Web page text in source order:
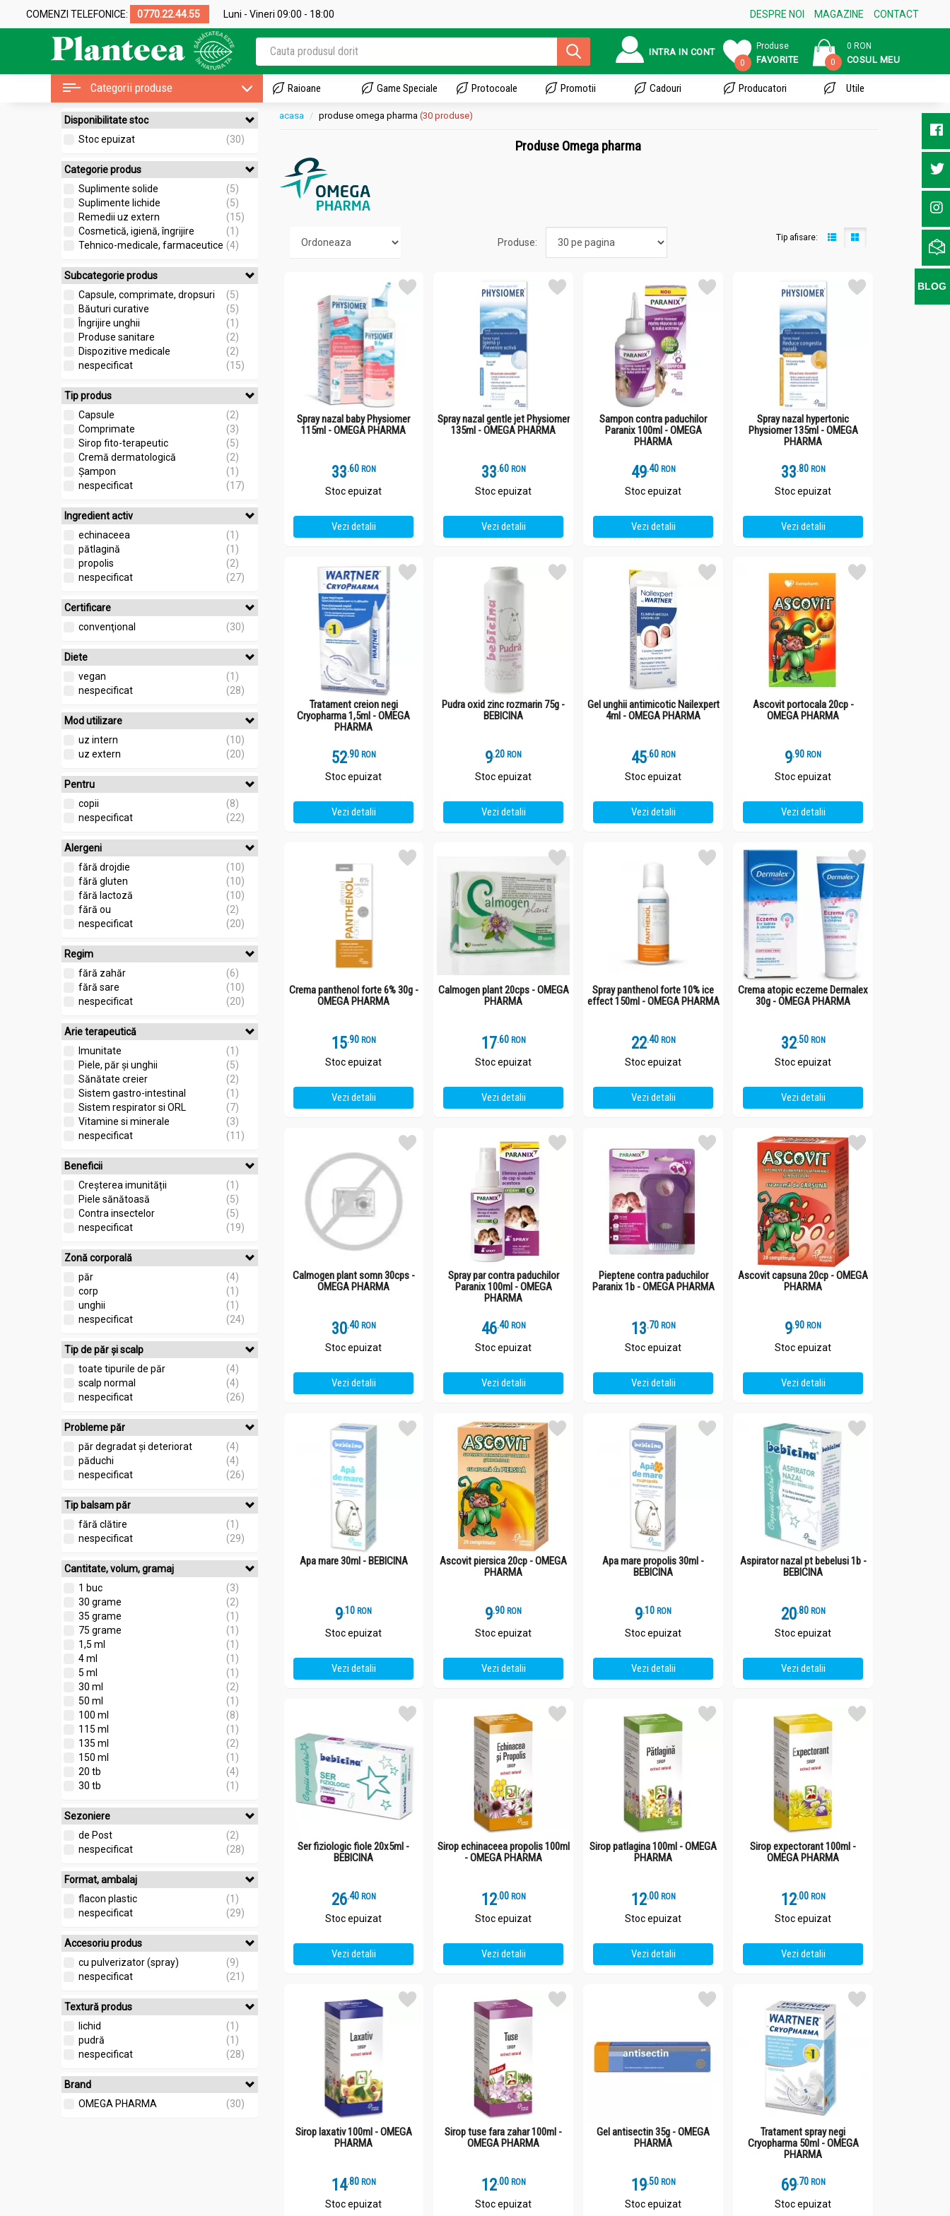
COMENZI TELEFONICE: 0770.22.44.55 Luni - Vineri 09:00 - 18:00 DESPRE NOI MAGAZINE CONTACT
INTRA IN CONT
0
Produse
FAVORITE 0
0 RON
COSUL MEU
Categorii produse Raioane Game Speciale Protocoale Promotii Cadouri Producatori Utile
Disponibilitate stoc
Stoc epuizat
(30)
Categorie produs
Suplimente solide
(5)
Suplimente lichide
(5)
Remedii uz extern
(15)
Cosmetică, igienă, îngrijire
(1)
Tehnico-medicale, farmaceutice (4)
Subcategorie produs
Capsule, comprimate, dropsuri
(5)
Băuturi curative
(5)
Îngrijire unghii
(1)
Produse sanitare
(2)
Dispozitive medicale
(2)
nespecificat
(15)
Tip produs
Capsule
(2)
Comprimate
(3)
Sirop fito-terapeutic
(5)
Cremă dermatologică
(2)
Șampon
(1)
nespecificat
(17)
Ingredient activ
echinaceea
(1)
pătlagină
(1)
propolis
(2)
nespecificat
(27)
Certificare
convenţional
(30)
Diete
vegan
(1)
nespecificat
(28)
Mod utilizare
uz intern
(10)
uz extern
(20)
Pentru
copii
(8)
nespecificat
(22)
Alergeni
fără drojdie
(10)
fără gluten
(10)
fără lactoză
(10)
fără ou
(2)
nespecificat
(20)
Regim
fără zahăr
(6)
fără sare
(10)
nespecificat
(20)
Arie terapeutică
Imunitate
(1)
Piele, păr și unghii
(5)
Sănătate creier
(2)
Sistem gastro-intestinal
(1)
Sistem respirator si ORL
(7)
Vitamine si minerale
(3)
nespecificat
(11)
Beneficii
Creșterea imunității
(1)
Piele sănătoasă
(5)
Contra insectelor
(5)
nespecificat
(19)
Zonă corporală
păr
(4)
corp
(1)
unghii
(1)
nespecificat
(24)
Tip de păr și scalp
toate tipurile de păr
(4)
scalp normal
(4)
nespecificat
(26)
Probleme păr
păr degradat și deteriorat
(4)
păduchi
(4)
nespecificat
(26)
Tip balsam păr
fără clătire
(1)
nespecificat
(29)
Cantitate, volum, gramaj
1 buc
(3)
30 grame
(2)
35 grame
(1)
75 grame
(1)
1,5 ml
(1)
4 ml
(1)
5 ml
(1)
30 ml
(2)
50 ml
(1)
100 ml
(8)
115 ml
(1)
135 ml
(2)
150 ml
(1)
20 tb
(4)
30 tb
(1)
Sezoniere
de Post
(2)
nespecificat
(28)
Format, ambalaj
flacon plastic
(1)
nespecificat
(29)
Accesoriu produs
cu pulverizator (spray)
(9)
nespecificat
(21)
Textură produs
lichid
(1)
pudră
(1)
nespecificat
(28)
Brand
OMEGA PHARMA
(30)
acasa produse omega pharma (30 produse)
Produse Omega pharma
Produse: Tip afisare:
Spray nazal baby Physiomer
115ml - OMEGA PHARMA
33.6 RON
Stoc epuizat
Vezi detalii
Spray nazal gentle jet Physiomer
135ml - OMEGA PHARMA
33.6 RON
Stoc epuizat
Vezi detalii
Sampon contra paduchilor
Paranix 100ml - OMEGA
PHARMA
49.4 RON
Stoc epuizat
Vezi detalii
Spray nazal hypertonic
Physiomer 135ml - OMEGA
PHARMA
33.8 RON
Stoc epuizat
Vezi detalii
Tratament creion negi
Cryopharma 1,5ml - OMEGA
PHARMA
52.9 RON
Stoc epuizat
Vezi detalii
Pudra oxid zinc rozmarin 75g -
BEBICINA
9.2 RON
Stoc epuizat
Vezi detalii
Gel unghii antimicotic Nailexpert
4ml - OMEGA PHARMA
45.6 RON
Stoc epuizat
Vezi detalii
Ascovit portocala 20cp -
OMEGA PHARMA
9.9 RON
Stoc epuizat
Vezi detalii
Crema panthenol forte 6% 30g -
OMEGA PHARMA
15.9 RON
Stoc epuizat
Vezi detalii
Calmogen plant 20cps - OMEGA
PHARMA
17.6 RON
Stoc epuizat
Vezi detalii
Spray panthenol forte 10% ice
effect 150ml - OMEGA PHARMA
22.4 RON
Stoc epuizat
Vezi detalii
Crema atopic eczeme Dermalex
30g - OMEGA PHARMA
32.5 RON
Stoc epuizat
Vezi detalii
Calmogen plant somn 30cps -
OMEGA PHARMA
30.4 RON
Stoc epuizat
Vezi detalii
Spray par contra paduchilor
Paranix 100ml - OMEGA
PHARMA
46.4 RON
Stoc epuizat
Vezi detalii
Pieptene contra paduchilor
Paranix 1b - OMEGA PHARMA
13.7 RON
Stoc epuizat
Vezi detalii
Ascovit capsuna 20cp - OMEGA
PHARMA
9.9 RON
Stoc epuizat
Vezi detalii
Apa mare 30ml - BEBICINA
9.1 RON
Stoc epuizat
Vezi detalii
Ascovit piersica 20cp - OMEGA
PHARMA
9.9 RON
Stoc epuizat
Vezi detalii
Apa mare propolis 30ml -
BEBICINA
9.1 RON
Stoc epuizat
Vezi detalii
Aspirator nazal pt bebelusi 1b -
BEBICINA
20.8 RON
Stoc epuizat
Vezi detalii
Ser fiziologic fiole 20x5ml -
BEBICINA
26.4 RON
Stoc epuizat
Vezi detalii
Sirop echinaceea propolis 100ml
- OMEGA PHARMA
12.0 RON
Stoc epuizat
Vezi detalii
Sirop patlagina 100ml - OMEGA
PHARMA
12.0 RON
Stoc epuizat
Vezi detalii
Sirop expectorant 100ml -
OMEGA PHARMA
12.0 RON
Stoc epuizat
Vezi detalii
Sirop laxativ 100ml - OMEGA
PHARMA
14.8 RON
Stoc epuizat
Sirop tuse fara zahar 100ml -
OMEGA PHARMA
12.0 RON
Stoc epuizat
Gel antisectin 35g - OMEGA
PHARMA
19.5 RON
Stoc epuizat
Tratament spray negi
Cryopharma 50ml - OMEGA
PHARMA
69.7 RON
Stoc epuizat
BLOG